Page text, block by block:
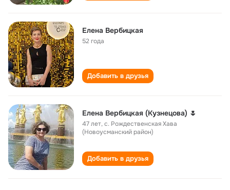
Елена Вербицкая
52 года
Добавить в друзья
Елена Вербицкая (Кузнецова) 🌷
47 лет,с. Рождественская Хава
(Новоусманский район)
Добавить в друзья